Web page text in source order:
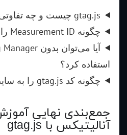
gtag.js چیست و چه تفاوتی با analytics.js دارد؟
چگونه Measurement ID را در GA4 پیدا کنیم؟
استفاده کرد؟
چگونه کد gtag.js را به سایت خود اضافه کنیم؟
جمع‌بندی نهایی
آنالیتیکس با gtag.js